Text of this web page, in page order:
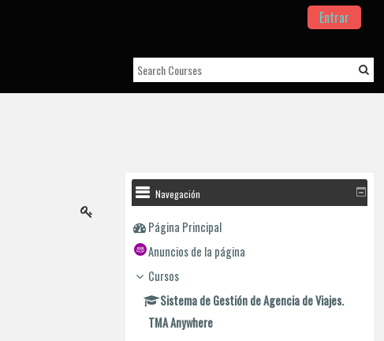
Entrar
Navegación
Página Principal
Anuncios de la página
Cursos
Sistema de Gestión de Agencia de Viajes.
TMA Anywhere